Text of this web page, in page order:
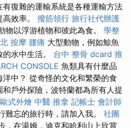
復雜的運輸系統是各種運輸方法
效率。 撥筋領行 旅行社代辦護
物以浮游植物和彼此為食。 學整
按摩 腰痛 大型動物，例如鯨魚
水中生活。 台中 整骨 dcard 推
CONSOLE 魚類具有什麼品
中？ 從奇怪的文化和繁榮的食
戶外探險，波特蘭都為所有人提
歐式外燴 中醫 推拿 記帳士 會計師
難忘的旅行時，請加入我。 社團
，在湯姆，迪克和哈利山上欣賞